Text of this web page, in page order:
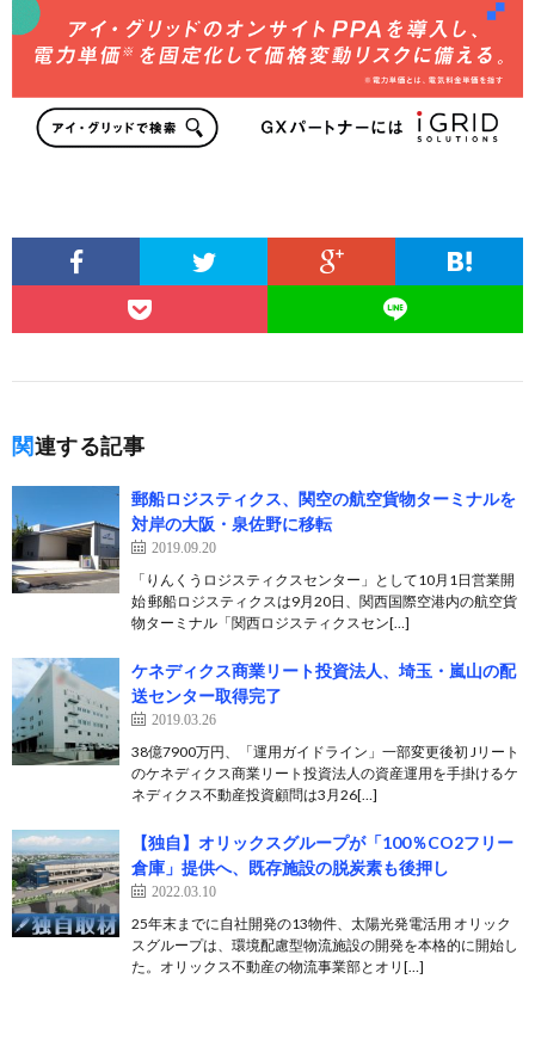
関連する記事
郵船ロジスティクス、関空の航空貨物ターミナルを
対岸の大阪・泉佐野に移転
2019.09.20
「りんくうロジスティクスセンター」として10月1日営業開
始 郵船ロジスティクスは9月20日、関西国際空港内の航空貨
物ターミナル「関西ロジスティクスセン[…]
ケネディクス商業リート投資法人、埼玉・嵐山の配
送センター取得完了
2019.03.26
38億7900万円、「運用ガイドライン」一部変更後初 Jリート
のケネディクス商業リート投資法人の資産運用を手掛けるケ
ネディクス不動産投資顧問は3月26[…]
【独自】オリックスグループが「100％CO2フリー
倉庫」提供へ、既存施設の脱炭素も後押し
2022.03.10
25年末までに自社開発の13物件、太陽光発電活用 オリック
スグループは、環境配慮型物流施設の開発を本格的に開始し
た。オリックス不動産の物流事業部とオリ[…]